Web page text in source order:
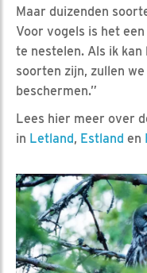
Maar duizenden
Voor vogels is het
te nestelen. Als ik
soorten zijn, zullen
beschermen.”
Lees hier meer over
in Letland, Estland en